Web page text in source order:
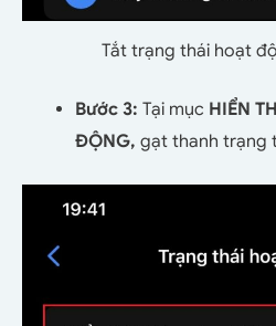
Tắt trạng thái hoạt
Bước 3: Tại mục HIỂN
ĐỘNG, gạt thanh trạng